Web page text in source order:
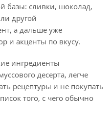
базы: сливки, шоколад,
другой
а дальше уже
и акценты по вкусу.
ингредиенты
десерта, легче
рецептуры и не покупать
того, с чего обычно